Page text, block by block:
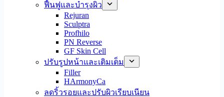
ฟื้นฟูและบำรุงผิว
Rejuran
Sculptra
Profhilo
PN Reverse
GF Skin Cell
ปรับรูปหน้าและเติมเต็ม
Filler
HArmonyCa
ลดริ้วรอยและปรับผิวเรียบเนียน